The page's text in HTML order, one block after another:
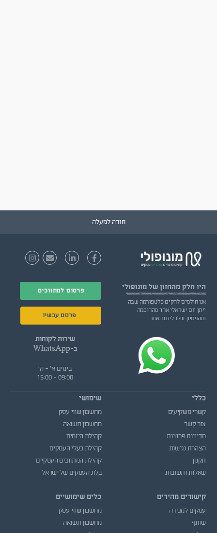
חזרה למעלה
היו חלק מהחזון של מונופולי
אנו חולמים להקים פלטפורמה שבה
ייתן יזם ישראלי אחד מהחוכמה
ומהניסיון שלו ליזם האחר.
פרסום למתווכים
פרסם עכשיו
שירות לקוחות
ב-WhatsApp
בימים א' - ה'
09:00 - 15:00
כללי
קשרי משקיעים
צור קשר
מדיניות פרטיות
הצהרת נגישות
תקנון
שאלות ותשובות
קישורים מהירים
עסקים למכירה
שותף
שימושי
מחשבון שווי עסק
מחשבון תשואה
קהילת היזמים
קהילת בעלי העסקים
קהילת המתווכים העסקיים
בלוג העסקים של ישראל
כלים שימושיים
מחשבון שווי עסק
מחשבון תשואה